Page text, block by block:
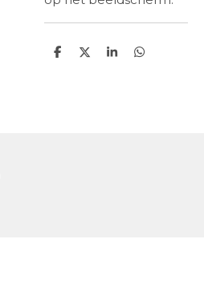
D
D
S
D